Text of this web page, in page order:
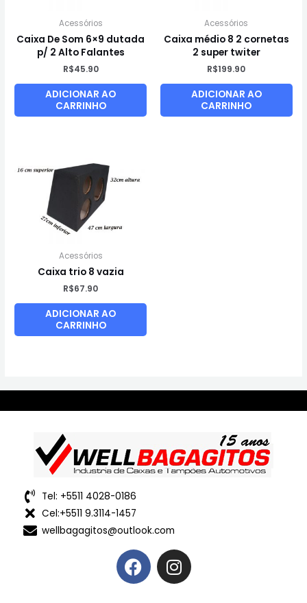
Acessórios
Caixa De Som 6×9 dutada
p/ 2 Alto Falantes
R$45.90
ADICIONAR AO
CARRINHO
Acessórios
Caixa médio 8 2 cornetas
2 super twiter
R$199.90
ADICIONAR AO
CARRINHO
Acessórios
Caixa trio 8 vazia
R$67.90
ADICIONAR AO
CARRINHO
Tel: +5511 4028-0186
Cel:+5511 9.3114-1457
wellbagagitos@outlook.com